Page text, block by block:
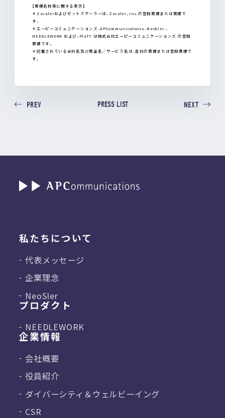
【商標名称等に関する表示】
＊Zscalerおよびゼットスケーラーは、Zscaler, Inc.の登録商標または商標で
す。
＊エーピーコミュニケーションズ、APCommunications、NeoSIer 、
NEEDLEWORK および、PlaTT は株式会社エーピーコミュニケーションズ の登録
商標です。
＊記載されている会社名及び商品名／サービス名は、各社の商標または登録商標で
す。
PREV PRESS LIST NEXT
私たちについて
代表メッセージ
企業理念
NeoSIer
プロダクト
NEEDLEWORK
企業情報
会社概要
役員紹介
ダイバーシティ＆ ウェルビーイング
CSR